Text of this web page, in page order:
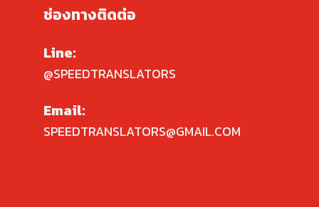
ช่องทางติดต่อ
Line:
@SPEEDTRANSLATORS
Email:
SPEEDTRANSLATORS@GMAIL.COM